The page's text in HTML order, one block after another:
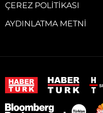
ÇEREZ POLITIKASI
AYDINLATMA METNI